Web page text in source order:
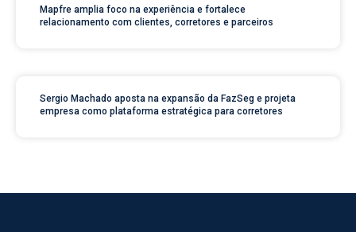
Mapfre amplia foco na experiência e fortalece
relacionamento com clientes, corretores e parceiros
Sergio Machado aposta na expansão da FazSeg e projeta
empresa como plataforma estratégica para corretores